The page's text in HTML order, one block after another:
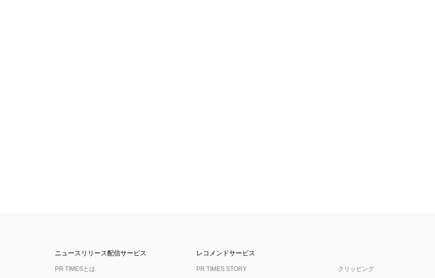
ニュースリリース配信サービス
PR TIMESとは
レコメンドサービス
PR TIMES STORY クリッピング